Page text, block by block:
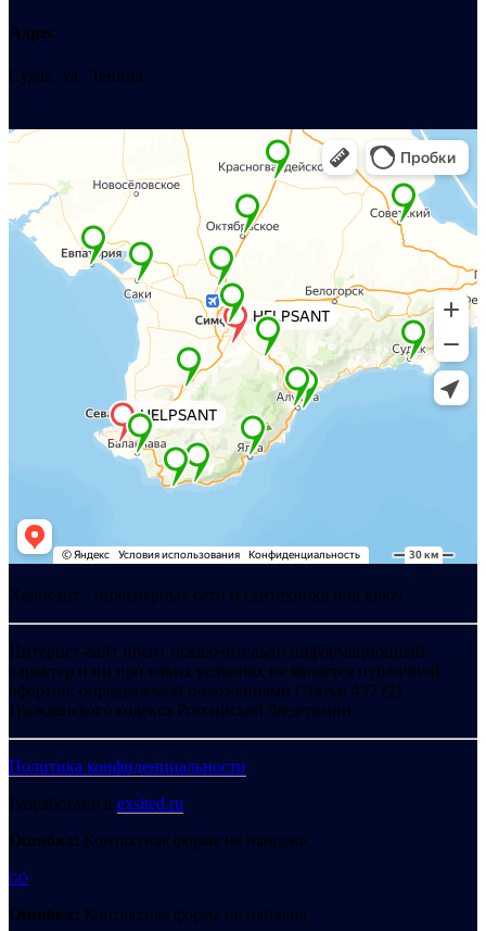
Адрес
Судак, ул. Ленина
Хелпсант - инженерные сети и сантехника под ключ
Интернет-сайт носит исключительно информационный
характер и ни при каких условиях не является публичной
офертой, определяемой положениями Статьи 437 (2)
Гражданского кодекса Российской Федерации.
Политика конфиденциальности
Разработано в exsited.ru
Ошибка: Контактная форма не найдена.
GO
Ошибка: Контактная форма не найдена.